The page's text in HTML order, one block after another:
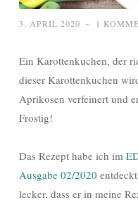
3. APRIL 2020 ~ 1
Ein Karottenkuchen, der
dieser Karottenkuchen
Aprikosen verfeinert und
Frostig!
Das Rezept habe ich im
Ausgabe 02/2020
lecker, dass er in meine